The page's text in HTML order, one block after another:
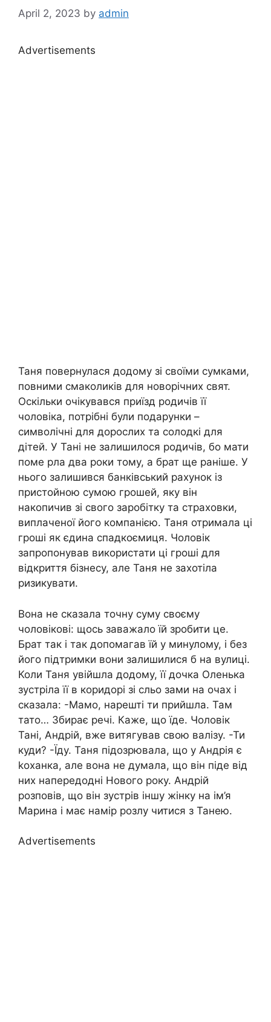
April 2, 2023 by admin
Advertisements
Таня повернулася додому зі своїми сумками,
повними смаколиків для новорічних свят.
Оскільки очікувався приїзд родичів її
чоловіка, потрібні були подарунки –
символічні для дорослих та солодкі для
дітей. У Тані не залишилося родичів, бо мати
поме рла два роки тому, а брат ще раніше. У
нього залишився банківський рахунок із
пристойною сумою грошей, яку він
накопичив зі свого заробітку та страховки,
виплаченої його компанією. Таня отримала ці
гроші як єдина спадкоємиця. Чоловік
запропонував використати ці гроші для
відкриття бізнесу, але Таня не захотіла
ризикувати.
Вона не сказала точну суму своєму
чоловікові: щось заважало їй зробити це.
Брат так і так допомагав їй у минулому, і без
його підтримки вони залишилися б на вулиці.
Коли Таня увійшла додому, її дочка Оленька
зустріла її в коридорі зі сльо зами на очах і
сказала: -Мамо, нарешті ти прийшла. Там
тато… Збирає речі. Каже, що їде. Чоловік
Тані, Андрій, вже витягував свою валізу. -Ти
куди? -Їду. Таня підозрювала, що у Андрія є
kоханка, але вона не думала, що він піде від
них напередодні Нового року. Андрій
розповів, що він зустрів іншу жінку на ім’я
Марина і має намір розлу читися з Танею.
Advertisements